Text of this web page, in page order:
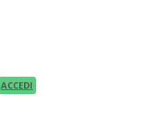
ACCEDI